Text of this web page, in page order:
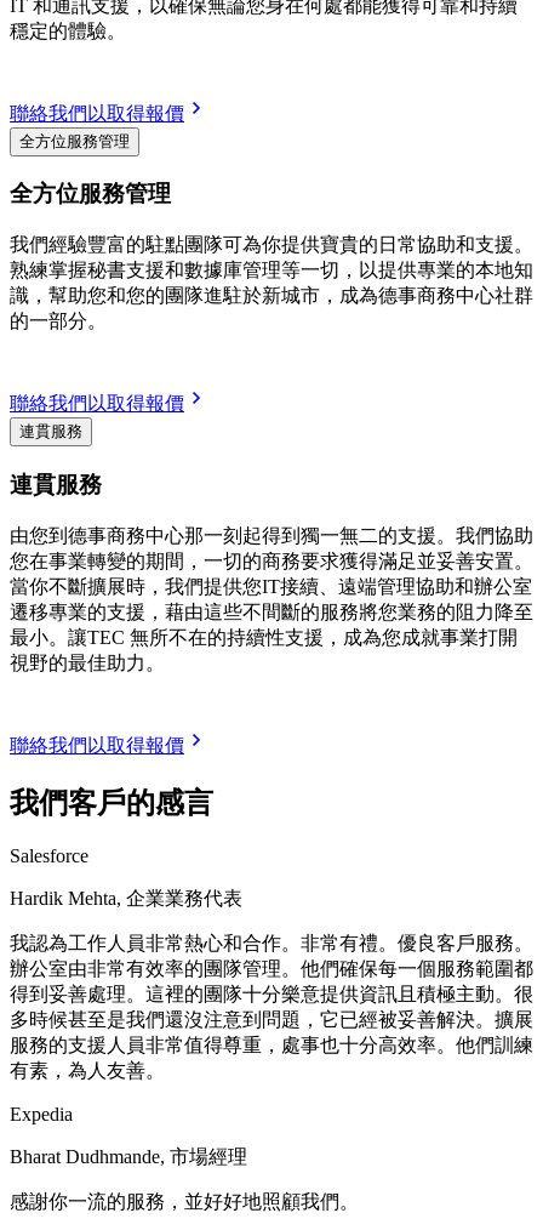
IT 和通訊支援，以確保無論您身在何處都能獲得可靠和持續
穩定的體驗。
聯絡我們以取得報價
全方位服務管理
全方位服務管理
我們經驗豐富的駐點團隊可為你提供寶貴的日常協助和支援。
熟練掌握秘書支援和數據庫管理等一切，以提供專業的本地知
識，幫助您和您的團隊進駐於新城市，成為德事商務中心社群
的一部分。
聯絡我們以取得報價
連貫服務
連貫服務
由您到德事商務中心那一刻起得到獨一無二的支援。我們協助
您在事業轉變的期間，一切的商務要求獲得滿足並妥善安置。
當你不斷擴展時，我們提供您IT接續、遠端管理協助和辦公室
遷移專業的支援，藉由這些不間斷的服務將您業務的阻力降至
最小。讓TEC 無所不在的持續性支援，成為您成就事業打開
視野的最佳助力。
聯絡我們以取得報價
我們客戶的感言
Salesforce
Hardik Mehta, 企業業務代表
我認為工作人員非常熱心和合作。非常有禮。優良客戶服務。
辦公室由非常有效率的團隊管理。他們確保每一個服務範圍都
得到妥善處理。這裡的團隊十分樂意提供資訊且積極主動。很
多時候甚至是我們還沒注意到問題，它已經被妥善解決。擴展
服務的支援人員非常值得尊重，處事也十分高效率。他們訓練
有素，為人友善。
Expedia
Bharat Dudhmande, 市場經理
感謝你一流的服務，並好好地照顧我們。